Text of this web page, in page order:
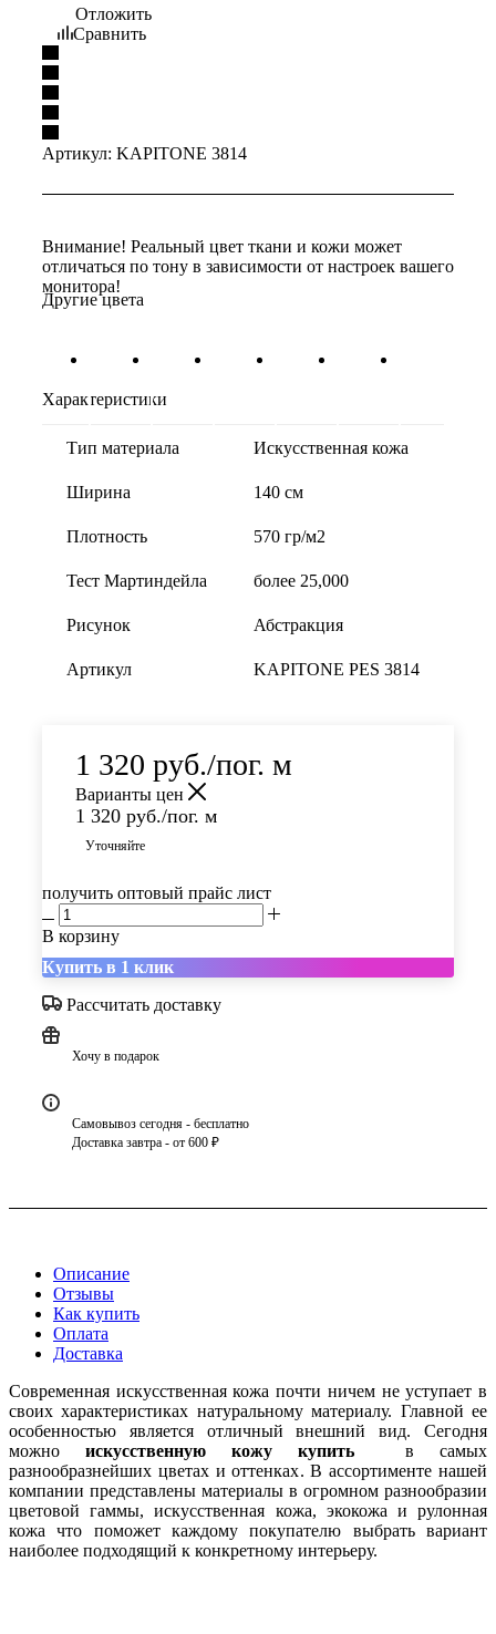
Отложить
Сравнить
Артикул: KAPITONE 3814
Внимание! Реальный цвет ткани и кожи может
отличаться по тону в зависимости от настроек вашего
монитора!
Другие цвета
Характеристики
Тип материала Искусственная кожа
Ширина 140 см
Плотность 570 гр/м2
Тест Мартиндейла более 25,000
Рисунок Абстракция
Артикул KAPITONE PES 3814
1 320 руб./пог. м
Варианты цен
1 320 руб./пог. м
Уточняйте
получить оптовый прайс лист
В корзину
Купить в 1 клик
Рассчитать доставку
Хочу в подарок
Самовывоз сегодня - бесплатно
Доставка завтра - от 600 ₽
Описание
Отзывы
Как купить
Оплата
Доставка
Современная искусственная кожа почти ничем не уступает в
своих характеристиках натуральному материалу. Главной ее
особенностью является отличный внешний вид. Сегодня
можно искусственную кожу купить в самых
разнообразнейших цветах и оттенках. В ассортименте нашей
компании представлены материалы в огромном разнообразии
цветовой гаммы, искусственная кожа, экокожа и рулонная
кожа что поможет каждому покупателю выбрать вариант
наиболее подходящий к конкретному интерьеру.